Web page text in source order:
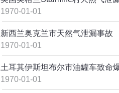
1970-01-01
新西兰奥克兰市天然气泄漏事故
1970-01-01
土耳其伊斯坦布尔市油罐车致命
1970-01-01